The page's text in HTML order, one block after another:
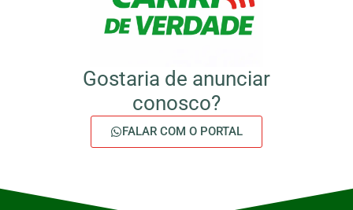
Gostaria de anunciar
conosco?
FALAR COM O PORTAL